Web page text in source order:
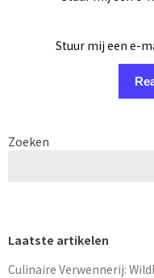
Stuur mij een e-
Zoeken
Laatste artikelen
Culinaire Verwennerij: